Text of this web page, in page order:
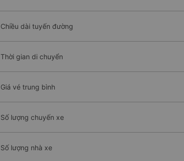
Chiều dài tuyến đường
Thời gian di chuyển
Giá vé trung bình
Số lượng chuyến xe
Số lượng nhà xe